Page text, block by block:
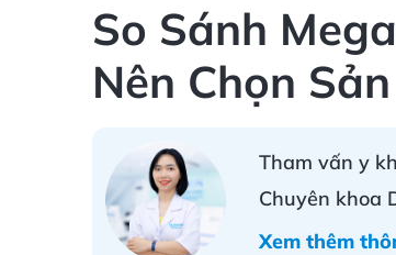
So Sánh
Nên Chọn
Tham vấn y
Chuyên khoa
Xem thêm